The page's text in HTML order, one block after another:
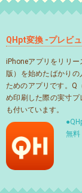
QHpt変換 -プレビ
iPhoneアプリをリリ
版）を始めたばかり
ためのアプリです。Q
め印刷した際の実寸
も付いています。
無料